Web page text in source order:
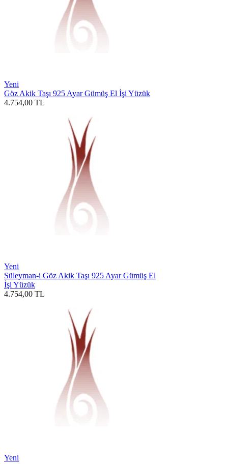
Yeni
Göz Akik Taşı 925 Ayar Gümüş El İşi Yüzük
4.754,00 TL
Yeni
Süleyman-i Göz Akik Taşı 925 Ayar Gümüş El
İşi Yüzük
4.754,00 TL
Yeni